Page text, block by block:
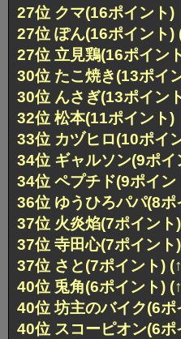
27位 クマ(16ポイント)
27位 ぽん(16ポイント)
27位 立見鶏(16ポイン
30位 たこ焼き(13ポイ
30位 んさぎ(13ポイン
32位 松本(11ポイント)
33位 カヅヒロ(10ポイ
34位 ギャルソン(9ポイ
34位 ペプチド(9ポイン
36位 ゆうひろパパ(8ポ
37位 火炎焰(7ポイント
37位 寺田心(7ポイント
37位 さと(7ポイント)
40位 兎角(6ポイント)
40位 坊主のバイク(6ポ
40位 スコーピオン(6ポ